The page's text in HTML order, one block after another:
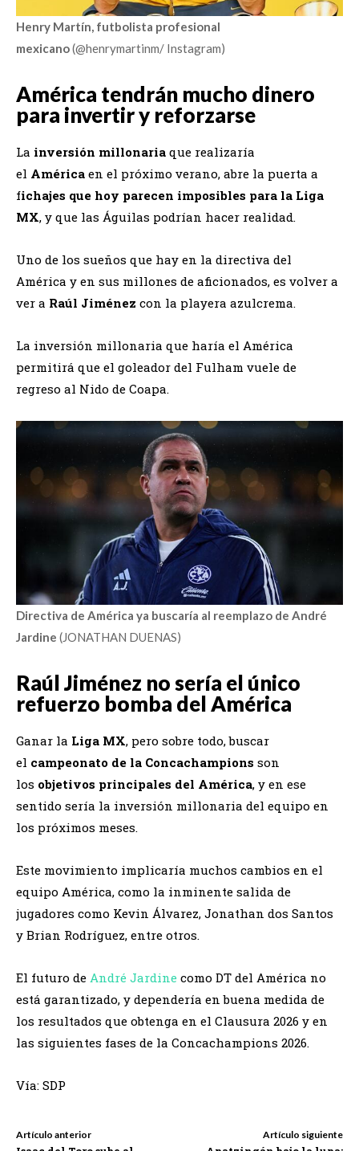
Henry Martín, futbolista profesional
mexicano(@henrymartinm/ Instagram)
América tendrán mucho dinero
para invertir y reforzarse
La inversión millonaria que realizaría
el América en el próximo verano, abre la puerta a
fichajes que hoy parecen imposibles para la Liga
MX, y que las Águilas podrían hacer realidad.
Uno de los sueños que hay en la directiva del
América y en sus millones de aficionados, es volver a
ver a Raúl Jiménez con la playera azulcrema.
La inversión millonaria que haría el América
permitirá que el goleador del Fulham vuele de
regreso al Nido de Coapa.
Directiva de América ya buscaría al reemplazo de André
Jardine (JONATHAN DUENAS)
Raúl Jiménez no sería el único
refuerzo bomba del América
Ganar la Liga MX, pero sobre todo, buscar
el campeonato de la Concachampions son
los objetivos principales del América, y en ese
sentido sería la inversión millonaria del equipo en
los próximos meses.
Este movimiento implicaría muchos cambios en el
equipo América, como la inminente salida de
jugadores como Kevin Álvarez, Jonathan dos Santos
y Brian Rodríguez, entre otros.
El futuro de André Jardine como DT del América no
está garantizado, y dependería en buena medida de
los resultados que obtenga en el Clausura 2026 y en
las siguientes fases de la Concachampions 2026.
Vía: SDP
Artículo anterior Artículo siguiente